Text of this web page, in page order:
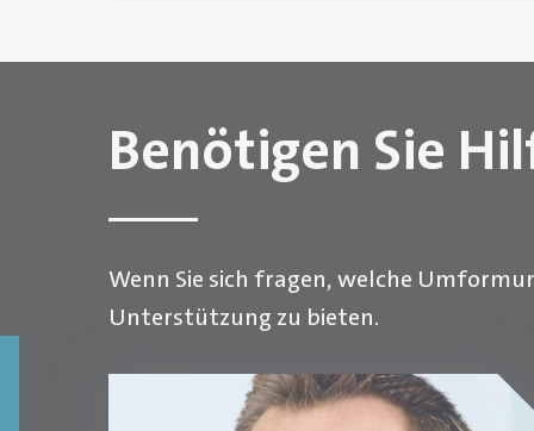
Benötigen Sie
Wenn Sie sich fragen, welche
Unterstützung zu bieten.